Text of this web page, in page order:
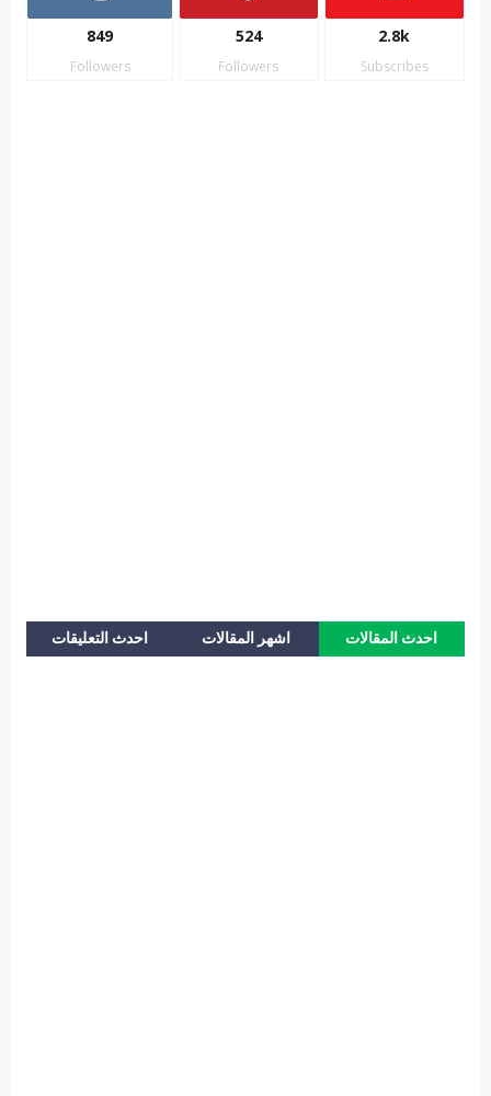
2.8k
Subscribes
524
Followers
849
Followers
احدث المقالات اشهر المقالات احدث التعليقات